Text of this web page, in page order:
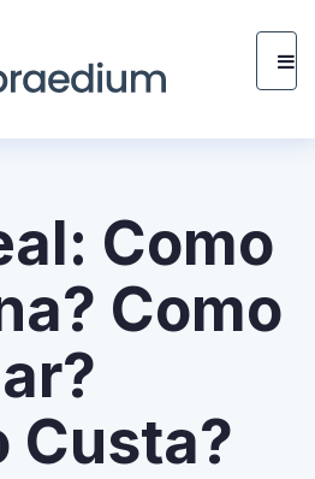
Como
Como
Custa?